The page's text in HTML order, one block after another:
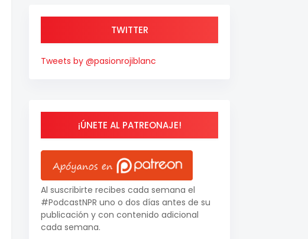
TWITTER
Tweets by @pasionrojiblanc
¡ÚNETE AL PATREONAJE!
Al suscribirte recibes cada semana el
#PodcastNPR uno o dos días antes de su
publicación y con contenido adicional
cada semana.